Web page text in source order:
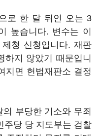
로 한 달 뒤인 오는 3
높습니다. 변수는 이
청 신청입니다. 재판
지 않았기 때문입니
지면 헌법재판소 결정
부당한 기소와 무죄
주당 당 지도부는 검찰